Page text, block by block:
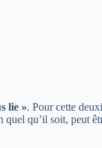
lie ». Pour cette
qu’il soit,